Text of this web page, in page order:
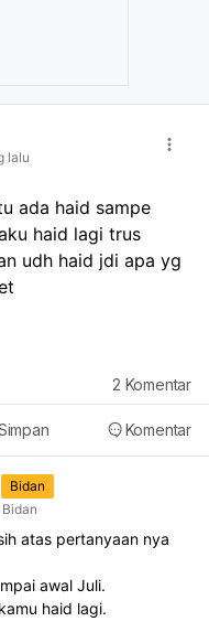
lalu
ada haid sampe
haid lagi trus
udh haid jdi apa yg
Komentar
2 Komentar
Bidan
Bidan
atas pertanyaan nya
awal Juli.
haid lagi.